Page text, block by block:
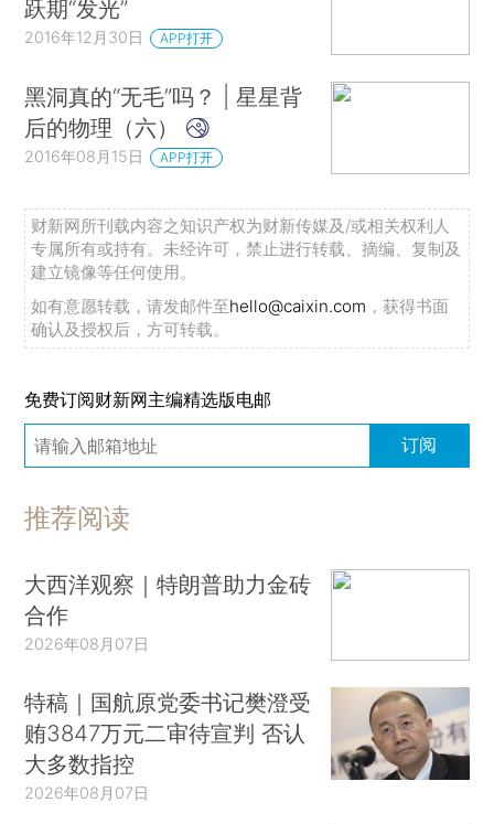
跃期“发光”
2016年12月30日 APP打开
黑洞真的“无毛”吗？ | 星星背
后的物理（六）
2016年08月15日 APP打开
财新网所刊载内容之知识产权为财新传媒及/或相关权利人
专属所有或持有。未经许可，禁止进行转载、摘编、复制及
建立镜像等任何使用。
如有意愿转载，请发邮件至hello@caixin.com ，获得书面
确认及授权后，方可转载。
免费订阅财新网主编精选版电邮
订阅
推荐阅读
大西洋观察｜特朗普助力金砖
合作
2026年08月07日
特稿｜国航原党委书记樊澄受
贿3847万元二审待宣判 否认
大多数指控
2026年08月07日